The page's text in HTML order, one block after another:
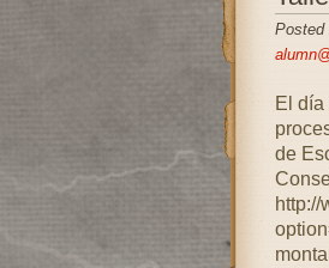
Posted
El día
de
http://